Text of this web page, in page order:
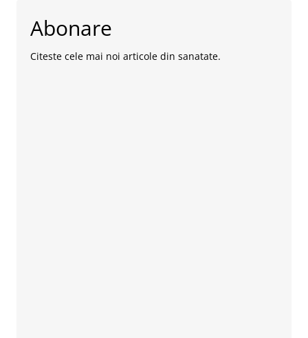
Abonare
Citeste cele mai noi articole din sanatate.